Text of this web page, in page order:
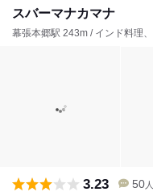
スバーマナカマナ
幕張本郷駅 243m / インド料理、
3.23 50 人